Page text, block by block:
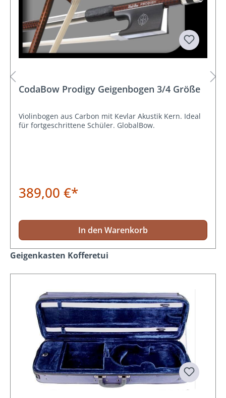
CodaBow Prodigy Geigenbogen 3/4 Größe
Violinbogen aus Carbon mit Kevlar Akustik Kern. Ideal
für fortgeschrittene Schüler. GlobalBow.
389,00 €*
In den Warenkorb
Produktgalerie überspringen
Geigenkasten Kofferetui